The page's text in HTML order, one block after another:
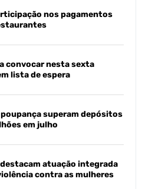
nos pagamentos
convocar nesta sexta
lista de espera
superam depósitos
em julho
atuação integrada
contra as mulheres